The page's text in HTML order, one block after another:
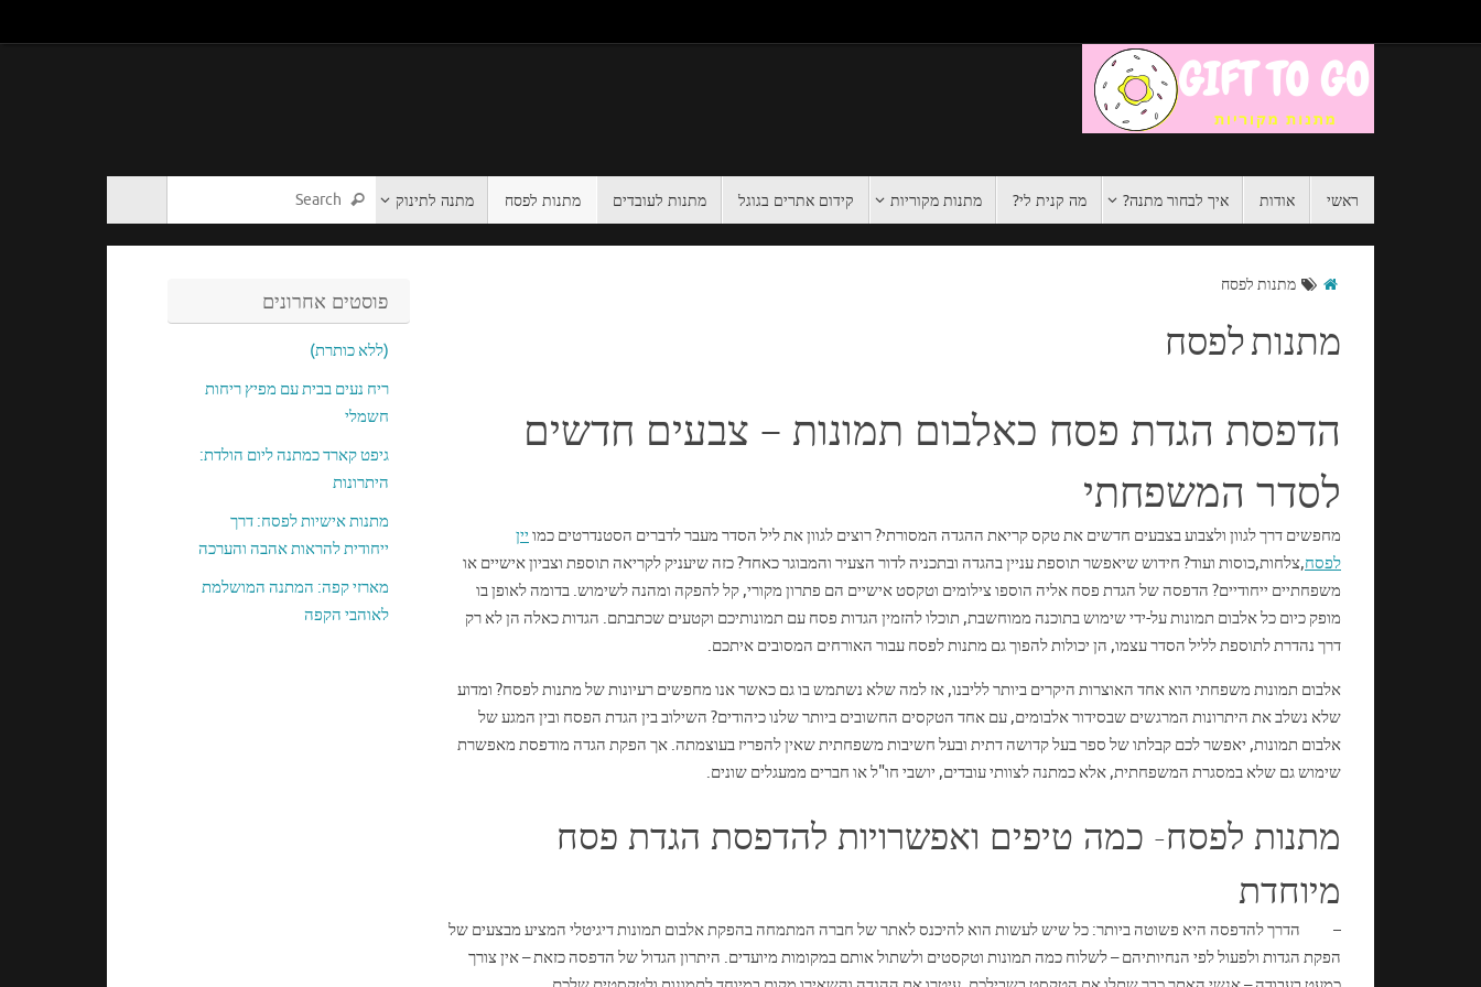
ראשי אודות איך לבחור מתנה? מה קנית לי? מתנות מקוריות קידום אתרים בגוגל מתנות לעובדים מתנות לפסח מתנה לתינוק
מתנות לפסח
מתנות לפסח
הדפסת הגדת פסח כאלבום תמונות – צבעים חדשים
לסדר המשפחתי
מחפשים דרך לגוון ולצבוע בצבעים חדשים את טקס קריאת ההגדה המסורתי? רוצים לגוון את ליל הסדר מעבר לדברים הסטנדרטים כמו יין
לפסח,צלחות,כוסות ועוד? חידוש שיאפשר תוספת עניין בהגדה ובתכניה לדור הצעיר והמבוגר כאחד? כזה שיעניק לקריאה תוספת וצביון אישיים או
משפחתיים ייחודיים? הדפסה של הגדת פסח אליה הוספו צילומים וטקסט אישיים הם פתרון מקורי, קל להפקה ומהנה לשימוש. בדומה לאופן בו
מופק כיום כל אלבום תמונות על-ידי שימוש בתוכנה ממוחשבת, תוכלו להזמין הגדות פסח עם תמונותיכם וקטעים שכתבתם. הגדות כאלה הן לא רק
דרך נהדרת לתוספת לליל הסדר עצמו, הן יכולות להפוך גם מתנות לפסח עבור האורחים המסובים איתכם.
אלבום תמונות משפחתי הוא אחד האוצרות היקרים ביותר לליבנו, אז למה שלא נשתמש בו גם כאשר אנו מחפשים רעיונות של מתנות לפסח? ומדוע
שלא נשלב את היתרונות המרגשים שבסידור אלבומים, עם אחד הטקסים החשובים ביותר שלנו כיהודים? השילוב בין הגדת הפסח ובין המגע של
אלבום תמונות, יאפשר לכם קבלתו של ספר בעל קדושה דתית ובעל חשיבות משפחתית שאין להפריז בעוצמתה. אך הפקת הגדה מודפסת מאפשרת
שימוש גם שלא במסגרת המשפחתית, אלא כמתנה לצוותי עובדים, יושבי חו"ל או חברים ממעגלים שונים.
מתנות לפסח- כמה טיפים ואפשרויות להדפסת הגדת פסח
מיוחדת
– הדרך להדפסה היא פשוטה ביותר: כל שיש לעשות הוא להיכנס לאתר של חברה המתמחה בהפקת אלבום תמונות דיגיטלי המציע מבצעים של
הפקת הגדות ולפעול לפי הנחיותיהם – לשלוח כמה תמונות וטקסטים ולשתול אותם במקומות מיועדים. היתרון הגדול של הדפסה כזאת – אין צורך
פוסטים אחרונים
(ללא כותרת)
ריח נעים בבית עם מפיץ ריחות
חשמלי
גיפט קארד כמתנה ליום הולדת:
היתרונות
מתנות אישיות לפסח: דרך
ייחודית להראות אהבה והערכה
מארזי קפה: המתנה המושלמת
לאוהבי הקפה